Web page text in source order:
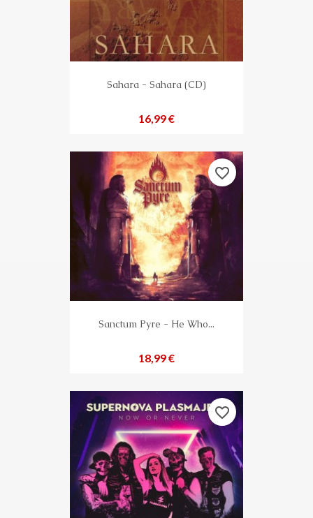
Sahara - Sahara (CD)
Preis
16,99 €
Sanctum Pyre - He Who...
Preis
18,99 €
favorite_border
favorite_border